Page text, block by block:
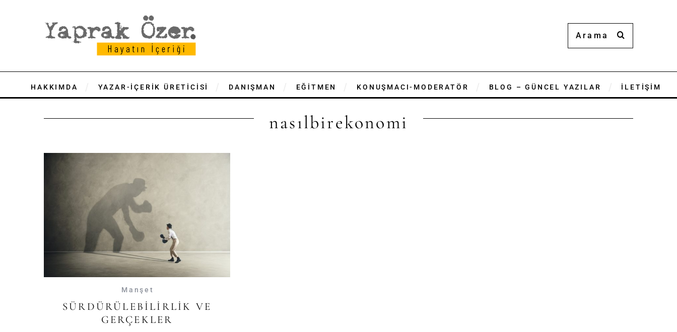
HAKKIMDA YAZAR-İÇERİK ÜRETİCİSİ DANIŞMAN EĞİTMEN KONUŞMACI-MODERATÖR BLOG – GÜNCEL YAZILAR İLETİŞİM
nasılbirekonomi
Manşet
SÜRDÜRÜLEBILIRLIK VE
GERÇEKLER